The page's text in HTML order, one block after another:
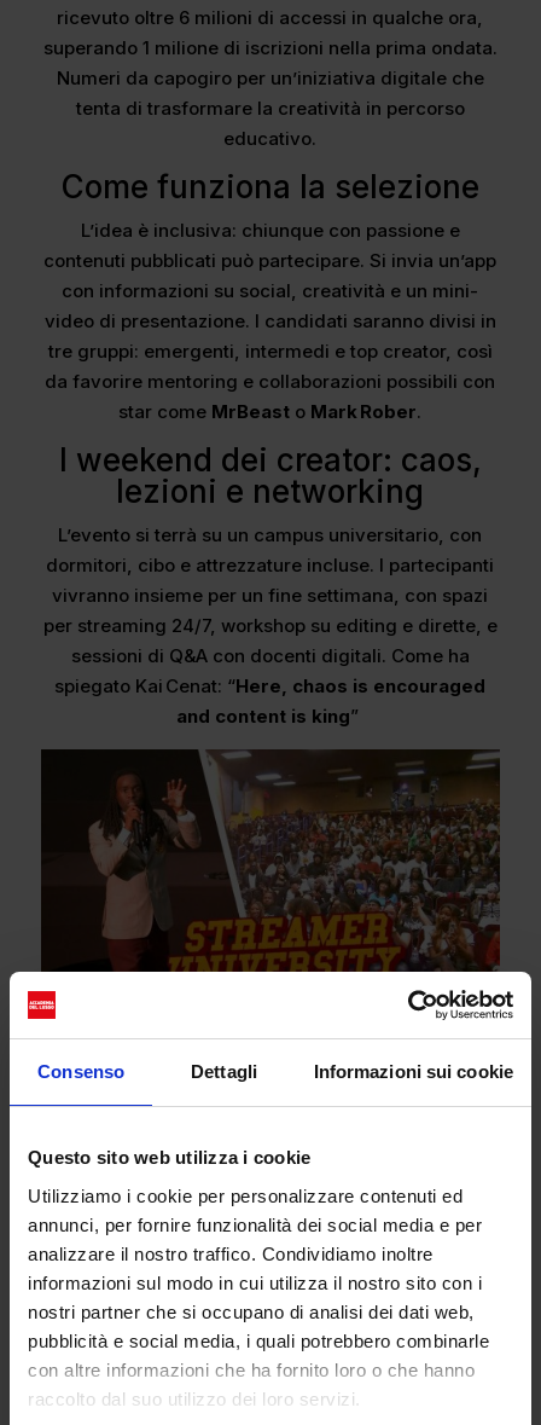
Consenso Dettagli Informazioni sui cookie
Questo sito web utilizza i cookie
Utilizziamo i cookie per personalizzare contenuti ed
annunci, per fornire funzionalità dei social media e per
analizzare il nostro traffico. Condividiamo inoltre
informazioni sul modo in cui utilizza il nostro sito con i
nostri partner che si occupano di analisi dei dati web,
pubblicità e social media, i quali potrebbero combinarle
con altre informazioni che ha fornito loro o che hanno
raccolto dal suo utilizzo dei loro servizi.
ricevuto oltre 6 milioni di accessi in qualche ora,
superando 1 milione di iscrizioni nella prima ondata.
Numeri da capogiro per un’iniziativa digitale che
tenta di trasformare la creatività in percorso
educativo.
Come funziona la selezione
L’idea è inclusiva: chiunque con passione e
contenuti pubblicati può partecipare. Si invia un’app
con informazioni su social, creatività e un mini-
video di presentazione. I candidati saranno divisi in
tre gruppi: emergenti, intermedi e top creator, così
da favorire mentoring e collaborazioni possibili con
star come MrBeast o Mark Rober.
l weekend dei creator: caos,
lezioni e networking
L’evento si terrà su un campus universitario, con
dormitori, cibo e attrezzature incluse. I partecipanti
vivranno insieme per un fine settimana, con spazi
per streaming 24/7, workshop su editing e dirette, e
sessioni di Q&A con docenti digitali. Come ha
spiegato Kai Cenat: “Here, chaos is encouraged
and content is king”
Perché ha senso (e cosa
rischia)
milioni su Twitch e YouTube, Cenat restituisce alla
comunità mettendo le basi per una nuova
“educazione digital”. SecondoHypebeastePeople
l’iniziativa è vista come un modello innovativo per
imparare.
Ma non mancano le critiche: alcuni esperti mettono
in guardia contro la pressione psicologica,
suggerendo che una full immersion può essere